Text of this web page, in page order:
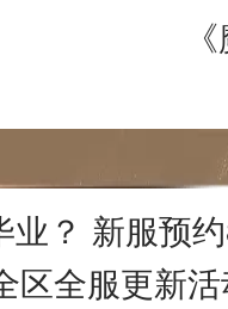
《魔
区全服更新